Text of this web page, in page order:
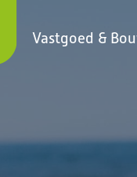
Vastgoed &